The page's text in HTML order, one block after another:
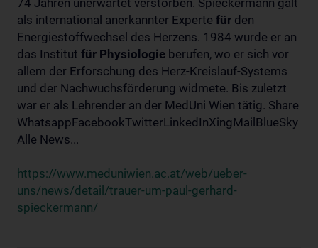
74 Jahren unerwartet verstorben. Spieckermann galt
als international anerkannter Experte für den
Energiestoffwechsel des Herzens. 1984 wurde er an
das Institut für Physiologie berufen, wo er sich vor
allem der Erforschung des Herz-Kreislauf-Systems
und der Nachwuchsförderung widmete. Bis zuletzt
war er als Lehrender an der MedUni Wien tätig. Share
WhatsappFacebookTwitterLinkedInXingMailBlueSky
Alle News...
https://www.meduniwien.ac.at/web/ueber-
uns/news/detail/trauer-um-paul-gerhard-
spieckermann/